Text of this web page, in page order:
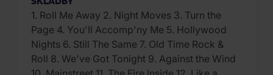
1. Roll Me Away 2. Night Moves 3. Turn the
Page 4. You'll Accomp'ny Me 5. Hollywood
Nights 6. Still The Same 7. Old Time Rock &
Roll 8. We've Got Tonight 9. Against the Wind